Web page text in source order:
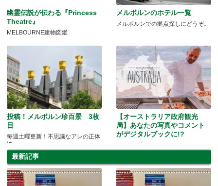
幽霊伝説が伝わる『Princess
Theatre』
MELBOURNE建物図鑑
メルボルンのホテル一覧
メルボルンでの拠点探しにどうぞ。
投稿！メルボルン珍百景 3枚
目
毎週土曜更新！不思議なアレの正体
は...
【オーストラリア政府観光
局】あなたの写真やコメント
がデジタルブックに!?
みんなで作る！オーストラリア ソー
シャルガイドブック
最新記事